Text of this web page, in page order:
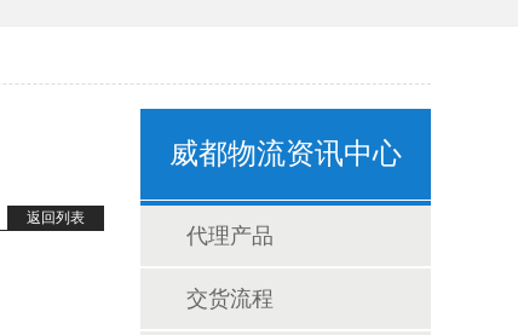
返回列表
威都物流资讯中心
代理产品
交货流程